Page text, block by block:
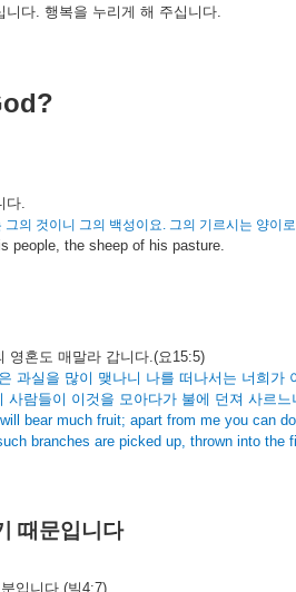
니다. 행복을 누리게 해 주십니다.
다.
그의 것이니 그의 백성이요. 그의 기르시는 양이
people, the sheep of his pasture.
영혼도 매말라 갑니다.(요15:5)
과실을 많이 맺나니 나를 떠나서는 너희가
사람들이 이것을 모아다가 불에 던져 사르느
bear much fruit; apart from me you can
branches are picked up, thrown into the
때문입니다
분입니다.(빌4:7)